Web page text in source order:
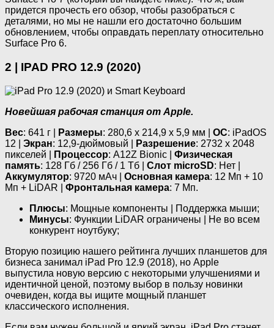
придется прочесть его обзор, чтобы разобраться с
деталями, но мы не нашли его достаточно большим
обновлением, чтобы оправдать переплату относительно
Surface Pro 6.
2 | IPAD PRO 12.9 (2020)
Новейшая рабочая станция от Apple.
Вес: 641 г | Размеры: 280,6 х 214,9 х 5,9 мм | ОС: iPadOS
12 | Экран: 12,9-дюймовый | Разрешение: 2732 х 2048
пикселей |
Процессор: А12Z Bionic | Физическая
память: 128 Гб / 256 Гб / 1 Тб | Слот microSD: Нет |
Аккумулятор: 9720 мАч | Основная камера: 12 Мп + 10
Мп + LiDAR | Фронтальная камера: 7 Мп.
Плюсы: Мощные компоненты | Поддержка мыши;
Минусы: Функции LiDAR ограничены | Не во всем
конкурент ноутбуку;
Вторую позицию нашего рейтинга лучших планшетов для
бизнеса занимал iPad Pro 12.9 (2018), но Apple
выпустила новую версию с некоторыми улучшениями и
идентичной ценой, поэтому выбор в пользу новинки
очевиден, когда вы ищите мощный планшет
классического исполнения.